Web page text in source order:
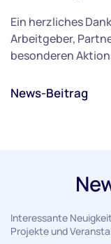
Ein herzliches
Arbeitgeber,
besonderen
News-Beitrag
Interessante
Projekte und